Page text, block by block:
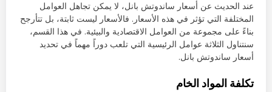
عند الحديث عن أسعار ساندوتش بانل، لا يمكن تجاهل العوامل
المختلفة التي تؤثر في هذه الأسعار. فالأسعار ليست ثابتة، بل تتأرجح
بناءً على مجموعة من العوامل الاقتصادية والبيئية. في هذا القسم،
سنتناول الثلاثة عوامل الرئيسية التي تلعب دوراً مهماً في تحديد
أسعار ساندوتش بانل.
تكلفة المواد الخام